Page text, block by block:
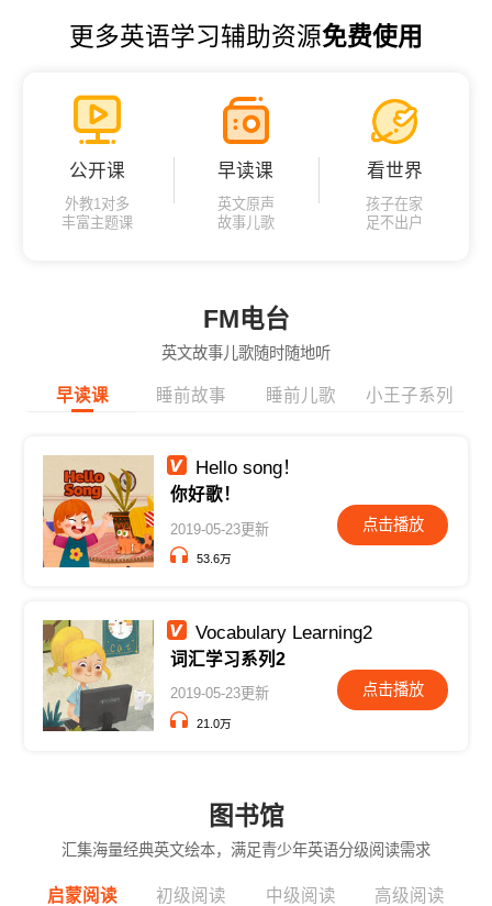
更多英语学习辅助资源免费使用
公开课
外教1对多
丰富主题课
早读课
英文原声
故事儿歌
看世界
孩子在家
足不出户
FM电台
英文故事儿歌随时随地听
早读课 睡前故事 睡前儿歌 小王子系列
Hello song！
你好歌！
2019-05-23更新
53.6万
点击播放
Vocabulary Learning2
词汇学习系列2
2019-05-23更新
21.0万
点击播放
图书馆
汇集海量经典英文绘本，满足青少年英语分级阅读需求
启蒙阅读 初级阅读 中级阅读
高级阅读